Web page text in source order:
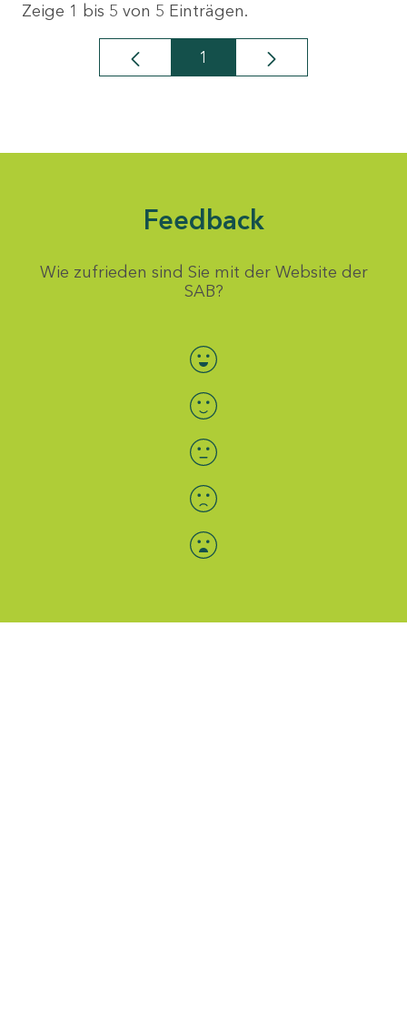
Zeige 1 bis 5 von 5 Einträgen.
Seite
1
Feedback
Wie zufrieden sind Sie mit der Website der
SAB?
Bewertung auswählen